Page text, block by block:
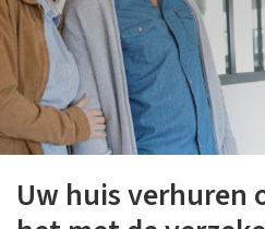
Uw huis verhuren